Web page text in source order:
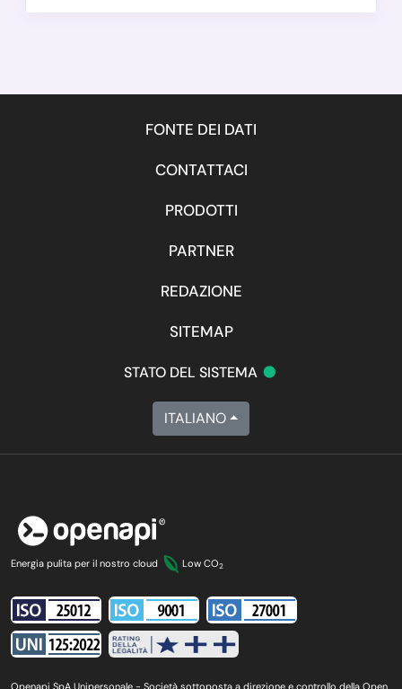
FONTE DEI DATI
CONTATTACI
PRODOTTI
PARTNER
REDAZIONE
SITEMAP
STATO DEL SISTEMA •
ITALIANO
Energia pulita per il nostro cloud Low CO2
Openapi SpA Unipersonale - Società sottoposta a direzione e controllo della Open